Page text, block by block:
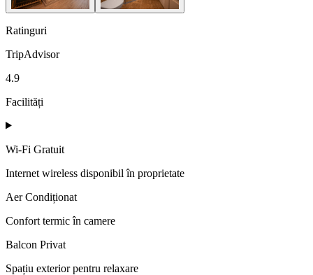
Ratinguri
TripAdvisor
4.9
Facilități
Wi-Fi Gratuit
Internet wireless disponibil în proprietate
Aer Condiționat
Confort termic în camere
Balcon Privat
Spațiu exterior pentru relaxare